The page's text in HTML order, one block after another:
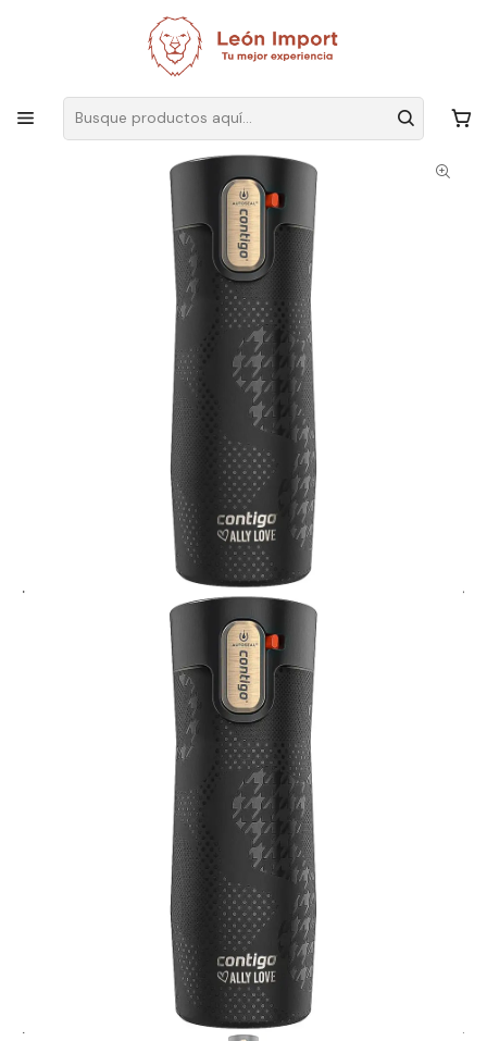
Envíos GRATIS
Cocina Vasos y Termos
Vaso Térmico Contigo 473ml Mug Allylove Autoseal De Acero